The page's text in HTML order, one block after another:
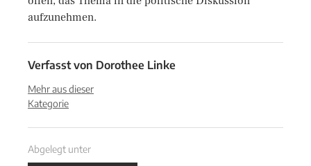
aufzunehmen.
Verfasst von Dorothee Linke
Mehr aus dieser
Kategorie
Abgelegt unter